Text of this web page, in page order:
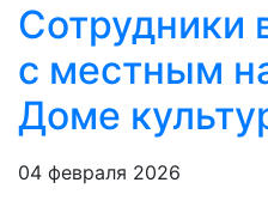
Сотрудники
с местным
Доме
04 февраля 2026